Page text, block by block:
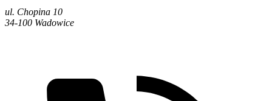
ul. Chopina 10
34-100 Wadowice